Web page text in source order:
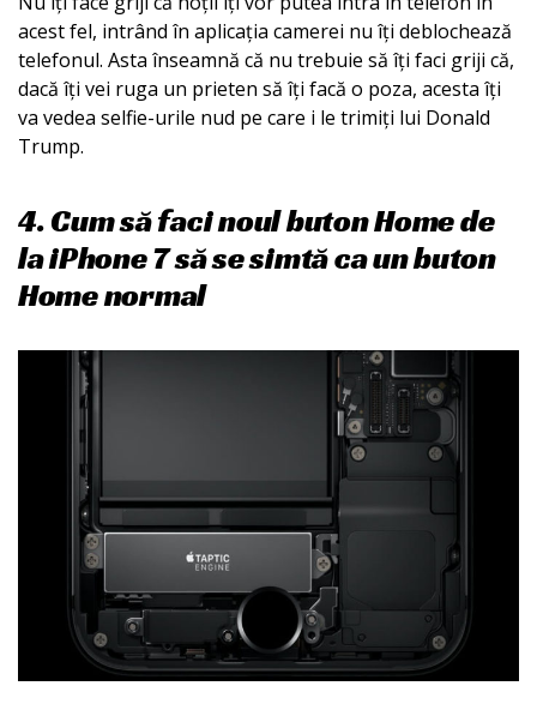
acest fel, intrând în aplicația camerei nu îți deblochează
telefonul. Asta înseamnă că nu trebuie să îți faci griji că,
dacă îți vei ruga un prieten să îți facă o poza, acesta îți
va vedea selfie-urile nud pe care i le trimiți lui Donald
Trump.
4. Cum să faci noul buton Home de
la iPhone 7 să se simtă ca un buton
Home normal